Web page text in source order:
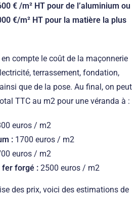
€ /m² HT pour de l’aluminium ou
€/m² HT pour la matière la plus
compte le coût de la maçonnerie
terrassement, fondation,
que de la pose. Au final, on peut
TTC au m2 pour une véranda à :
euros / m2
: 1700 euros / m2
euros / m2
fer forgé : 2500 euros / m2
des prix, voici des estimations de